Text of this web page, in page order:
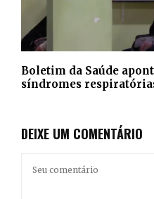
Boletim da Saúde
síndromes
DEIXE UM COMENTÁRIO